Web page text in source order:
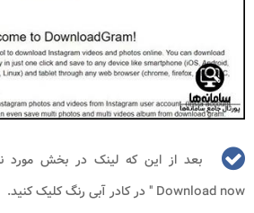
بعد از این که لینک در بخش مورد
Download now " در کادر آبی رنگ کلیک کنید.